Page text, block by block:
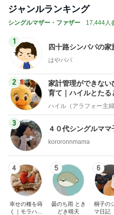
ジャンルランキング
シングルマザー・ファザー 17,444人
1
四十路シンパパの
はやパパ
2
家計管理ができな
育て｜ハイルとたる
ハイル（アラフォー主婦
3
４０代シングルマ
kororonnmama
4
幸せの種を蒔
く｜モラハラ
5
曇のち雨 とき
どき晴天
6
桐子の
マ日記